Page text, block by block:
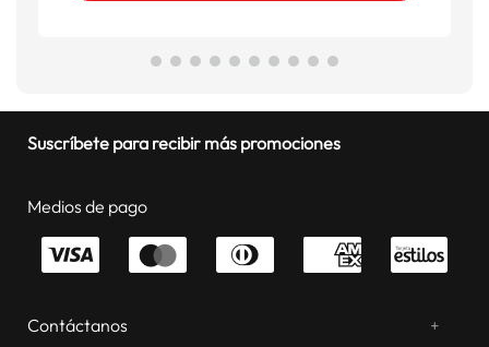
Suscríbete para recibir más promociones
Medios de pago
Contáctanos +